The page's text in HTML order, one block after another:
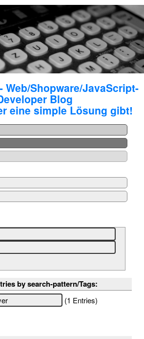
Web/Shopware/JavaScript-
Blog
eine simple Lösung gibt!
by search-pattern/Tags:
(1 Entries)